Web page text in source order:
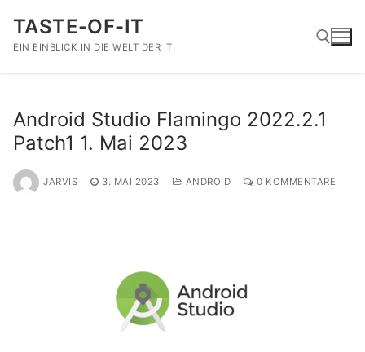
Inhalt
springen
TASTE-OF-IT
EIN EINBLICK IN DIE WELT DER IT.
Android Studio Flamingo 2022.2.1
Patch1 1. Mai 2023
JARVIS 3. MAI 2023 ANDROID 0 KOMMENTARE